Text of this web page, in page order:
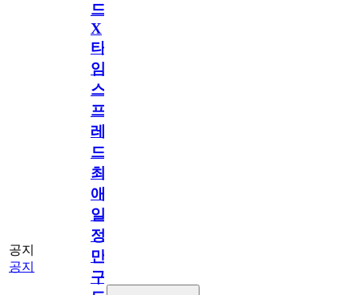
공지
공지
드
X
타
임
스
프
레
드]
최
애
일
정
만
구